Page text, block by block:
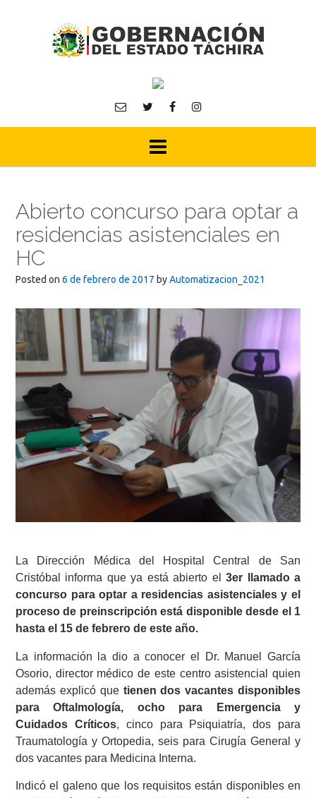
Abierto concurso para optar a
residencias asistenciales en
HC
Posted on 6 de febrero de 2017 byAutomatizacion_2021
La Dirección Médica del Hospital Central de San
Cristóbal informa que ya está abierto el3er llamado a
concurso para optar a residencias asistenciales y el
proceso de preinscripción está disponible desde el 1
hasta el 15 de febrero de este año.
La información la dio a conocer el Dr. Manuel García
Osorio, director médico de este centro asistencial quien
además explicó que tienen dos vacantes disponibles
para Oftalmología, ocho para Emergencia y
Cuidados Críticos, cinco para Psiquiatría, dos para
Traumatología y Ortopedia, seis para Cirugía General y
dos vacantes para Medicina Interna.
Indicó el galeno que los requisitos están disponibles en